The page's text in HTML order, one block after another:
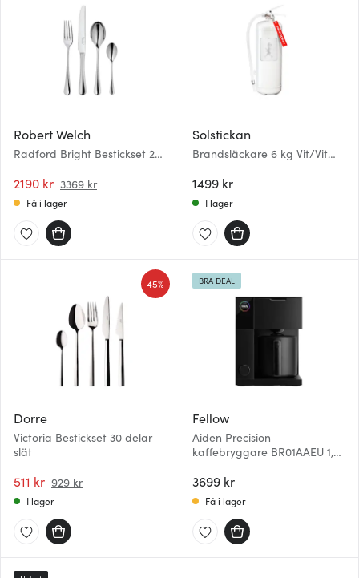
Robert Welch
Radford Bright Bestickset 24
2190 kr 3369 kr
Få i lager
Solstickan
Brandsläckare 6 kg Vit/Vit
1499 kr
I lager
Dorre
Victoria Bestickset 30 delar
slät
511 kr 929 kr
45%
I lager
Fellow
Aiden Precision
kaffebryggare BR01AAEU 1,5
3699 kr
BRA DEAL
Få i lager